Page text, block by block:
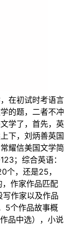
在初试时考语言
的题，二者不冲
学了，首先，英
下，刘炳善英国
耀信美国文学简
；综合英语：
个，还是25，
作家作品匹配
写作家以及作品
5个作品故事概
品中选），小说